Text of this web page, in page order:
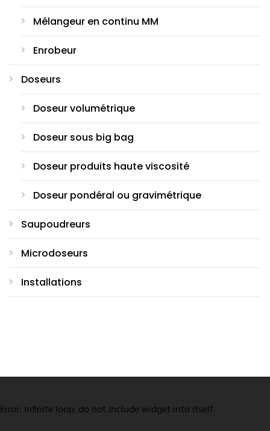
Mélangeur en continu MM
Enrobeur
Doseurs
Doseur volumétrique
Doseur sous big bag
Doseur produits haute viscosité
Doseur pondéral ou gravimétrique
Saupoudreurs
Microdoseurs
Installations
Error: Infinite loop, do not include widget into itself.